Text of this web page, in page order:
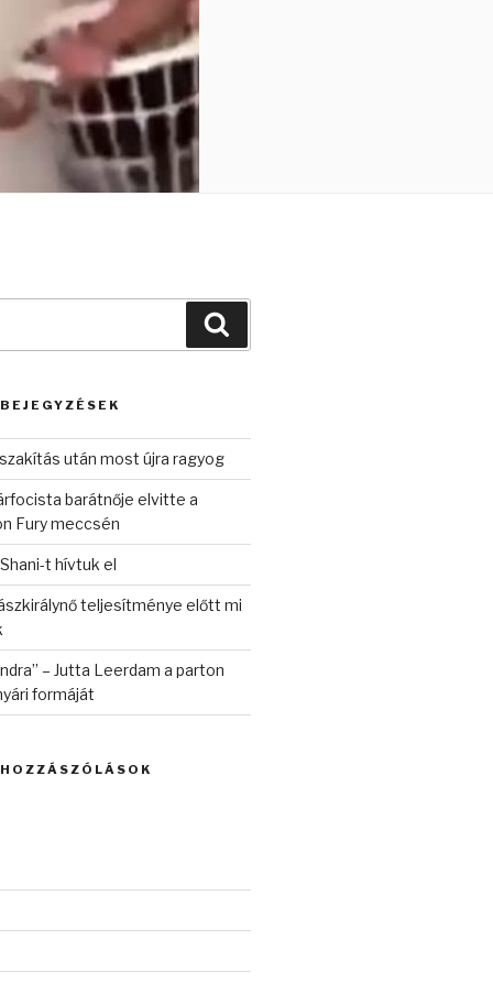
után most újra ragyog
barátnője elvitte a
Fury meccsén
t hívtuk el
teljesítménye előtt mi
– Jutta Leerdam a parton
formáját